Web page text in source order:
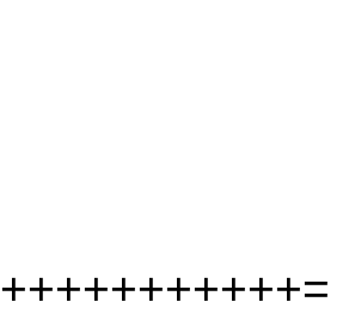
+++++++++++=